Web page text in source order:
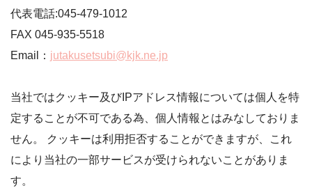
代表電話:045-479-1012
FAX 045-935-5518
Email： jutakusetsubi@kjk.ne.jp
当社ではクッキー及びIPアドレス情報については個人を特
定することが不可である為、個人情報とはみなしておりま
せん。 クッキーは利用拒否することができますが、これ
により当社の一部サービスが受けられないことがありま
す。